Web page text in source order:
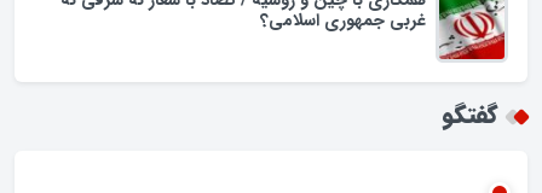
اسراف در مصرف سوخت در ایران؛ لزوم بازنگری در